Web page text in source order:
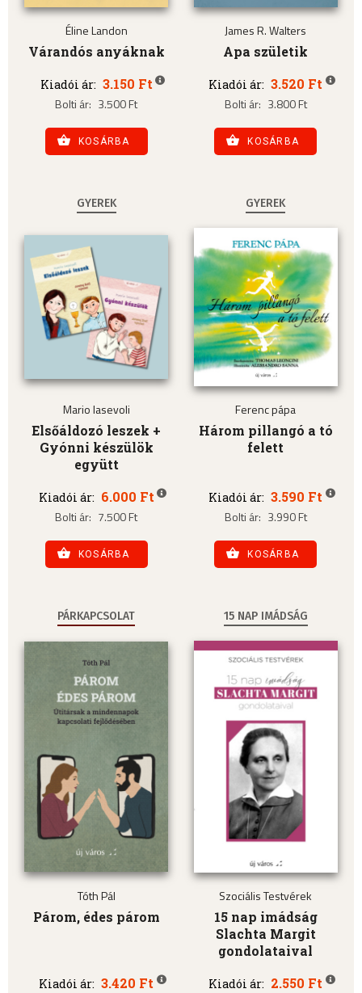
Éline Landon
Várandós anyáknak
Kiadói ár: 3.150 Ft
Bolti ár: 3.500 Ft
KOSÁRBA
James R. Walters
Apa születik
Kiadói ár: 3.520 Ft
Bolti ár: 3.800 Ft
KOSÁRBA
GYEREK
Mario Iasevoli
Elsőáldozó leszek +
Gyónni készülök
együtt
Kiadói ár: 6.000 Ft
Bolti ár: 7.500 Ft
KOSÁRBA
GYEREK
Ferenc pápa
Három pillangó a tó
felett
Kiadói ár: 3.590 Ft
Bolti ár: 3.990 Ft
KOSÁRBA
PÁRKAPCSOLAT
Tóth Pál
Párom, édes párom
Kiadói ár: 3.420 Ft
15 NAP IMÁDSÁG
Szociális Testvérek
15 nap imádság
Slachta Margit
gondolataival
Kiadói ár: 2.550 Ft